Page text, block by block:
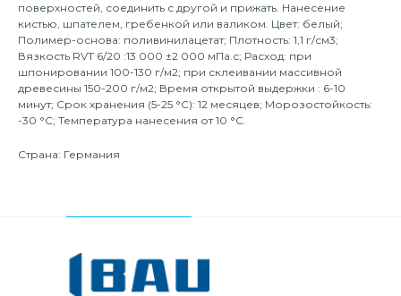
поверхностей, соединить с другой и прижать. Нанесение
кистью, шпателем, гребенкой или валиком. Цвет: белый;
Полимер-основа: поливинилацетат; Плотность: 1,1 г/см3;
Вязкость RVT 6/20 :13 000 ±2 000 мПа.с; Расход: при
шпонировании 100-130 г/м2; при склеивании массивной
древесины 150-200 г/м2; Время открытой выдержки : 6-10
минут; Срок хранения (5-25 °С): 12 месяцев; Морозостойкость:
-30 °С; Температура нанесения от 10 °С.
Страна: Германия